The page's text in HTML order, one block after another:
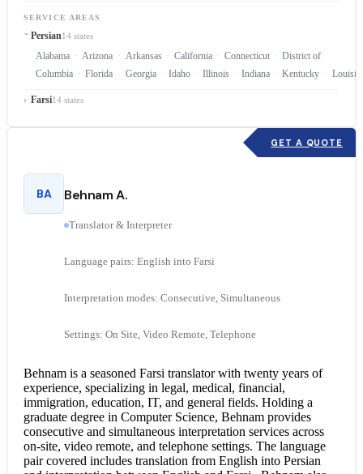
SERVICE AREAS
Persian14 states
Alabama Arizona Arkansas California Connecticut
District of
Columbia
Florida Georgia Idaho Illinois Indiana Kentucky
Farsi14 states
GET A QUOTE
BA Behnam A.
Translator & Interpreter
Language pairs: English into Farsi
Interpretation modes: Consecutive, Simultaneous
Settings: On Site, Video Remote, Telephone
Behnam is a seasoned Farsi translatorwith twenty years of
experience, specializing in legal, medical, financial,
immigration, education, IT, and general fields. Holding a
graduate degree in Computer Science, Behnam provides
consecutive and simultaneous interpretation services across
on-site, video remote, and telephone settings. The language
pair covered includes translation from English into Persian